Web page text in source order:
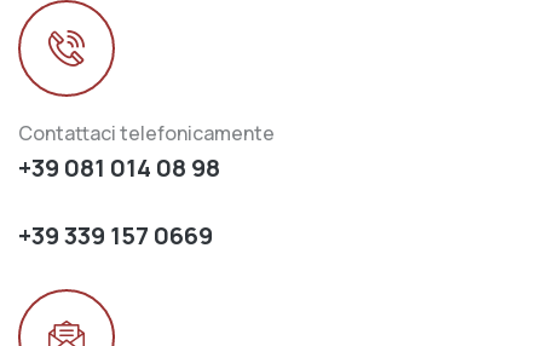
Contattaci telefonicamente
+39 081 014 08 98
+39 339 157 0669